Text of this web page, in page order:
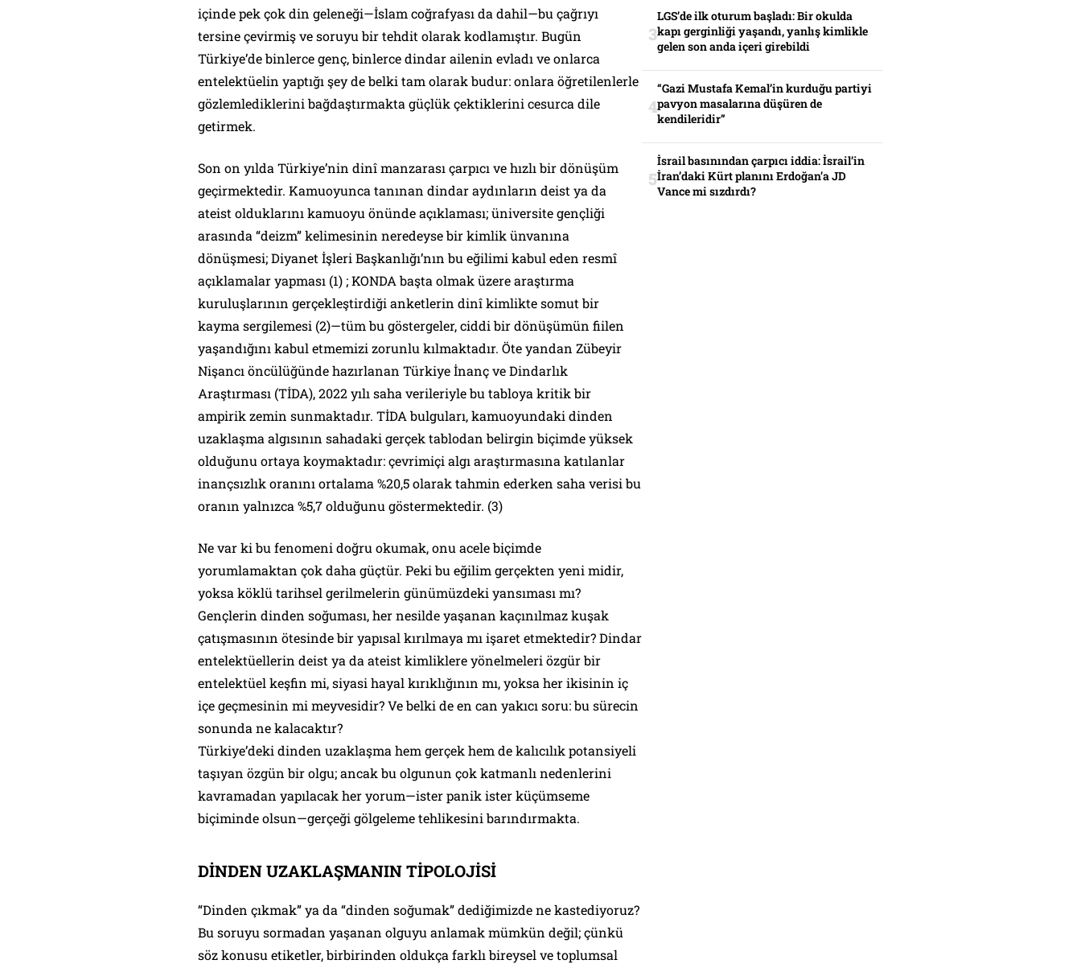
içinde pek çok din geleneği—İslam coğrafyası da dahil—bu çağrıyı
tersine çevirmiş ve soruyu bir tehdit olarak kodlamıştır. Bugün
Türkiye’de binlerce genç, binlerce dindar ailenin evladı ve onlarca
entelektüelin yaptığı şey de belki tam olarak budur: onlara öğretilenlerle
gözlemlediklerini bağdaştırmakta güçlük çektiklerini cesurca dile
getirmek.
Son on yılda Türkiye’nin dinî manzarası çarpıcı ve hızlı bir dönüşüm
geçirmektedir. Kamuoyunca tanınan dindar aydınların deist ya da
ateist olduklarını kamuoyu önünde açıklaması; üniversite gençliği
arasında “deizm” kelimesinin neredeyse bir kimlik ünvanına
dönüşmesi; Diyanet İşleri Başkanlığı’nın bu eğilimi kabul eden resmî
açıklamalar yapması (1) ; KONDA başta olmak üzere araştırma
kuruluşlarının gerçekleştirdiği anketlerin dinî kimlikte somut bir
kayma sergilemesi (2)—tüm bu göstergeler, ciddi bir dönüşümün fiilen
yaşandığını kabul etmemizi zorunlu kılmaktadır. Öte yandan Zübeyir
Nişancı öncülüğünde hazırlanan Türkiye İnanç ve Dindarlık
Araştırması (TİDA), 2022 yılı saha verileriyle bu tabloya kritik bir
ampirik zemin sunmaktadır. TİDA bulguları, kamuoyundaki dinden
uzaklaşma algısının sahadaki gerçek tablodan belirgin biçimde yüksek
olduğunu ortaya koymaktadır: çevrimiçi algı araştırmasına katılanlar
inançsızlık oranını ortalama %20,5 olarak tahmin ederken saha verisi bu
oranın yalnızca %5,7 olduğunu göstermektedir. (3)
Ne var ki bu fenomeni doğru okumak, onu acele biçimde
yorumlamaktan çok daha güçtür. Peki bu eğilim gerçekten yeni midir,
yoksa köklü tarihsel gerilmelerin günümüzdeki yansıması mı?
Gençlerin dinden soğuması, her nesilde yaşanan kaçınılmaz kuşak
çatışmasının ötesinde bir yapısal kırılmaya mı işaret etmektedir? Dindar
entelektüellerin deist ya da ateist kimliklere yönelmeleri özgür bir
entelektüel keşfin mi, siyasi hayal kırıklığının mı, yoksa her ikisinin iç
içe geçmesinin mi meyvesidir? Ve belki de en can yakıcı soru: bu sürecin
sonunda ne kalacaktır?
Türkiye’deki dinden uzaklaşma hem gerçek hem de kalıcılık potansiyeli
taşıyan özgün bir olgu; ancak bu olgunun çok katmanlı nedenlerini
kavramadan yapılacak her yorum—ister panik ister küçümseme
biçiminde olsun—gerçeği gölgeleme tehlikesini barındırmakta.
DİNDEN UZAKLAŞMANIN TİPOLOJİSİ
“Dinden çıkmak” ya da “dinden soğumak” dediğimizde ne kastediyoruz?
Bu soruyu sormadan yaşanan olguyu anlamak mümkün değil; çünkü
söz konusu etiketler, birbirinden oldukça farklı bireysel ve toplumsal
LGS’de ilk oturum başladı: Bir okulda
kapı gerginliği yaşandı, yanlış kimlikle
gelen son anda içeri girebildi
“Gazi Mustafa Kemal’in kurduğu partiyi
pavyon masalarına düşüren de
kendileridir”
İsrail basınından çarpıcı iddia: İsrail’in
İran’daki Kürt planını Erdoğan’a JD
Vance mi sızdırdı?